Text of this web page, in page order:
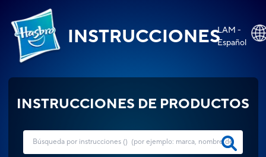
INSTRUCCIONESLAM -
Español
INSTRUCCIONES DE PRODUCTOS